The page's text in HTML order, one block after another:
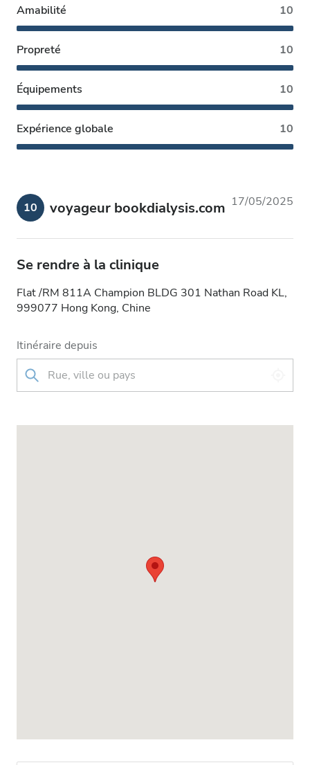
Amabilité 10
Propreté 10
Équipements 10
Expérience globale 10
10 voyageur bookdialysis.com 17/05/2025
Se rendre à la clinique
Flat /RM 811A Champion BLDG 301 Nathan Road KL,
999077 Hong Kong, Chine
Itinéraire depuis